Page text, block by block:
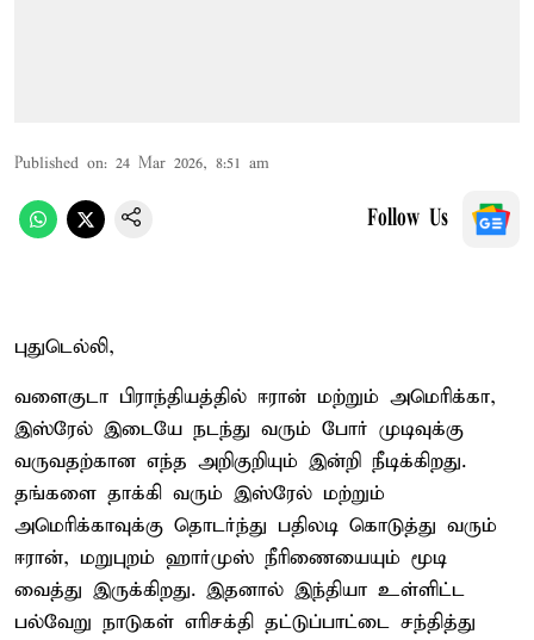
Published on: 24 Mar 2026, 8:51 am
Follow Us
புதுடெல்லி,
வளைகுடா பிராந்தியத்தில் ஈரான் மற்றும் அமெரிக்கா,
இஸ்ரேல் இடையே நடந்து வரும் போர் முடிவுக்கு
வருவதற்கான எந்த அறிகுறியும் இன்றி நீடிக்கிறது.
தங்களை தாக்கி வரும் இஸ்ரேல் மற்றும்
அமெரிக்காவுக்கு தொடர்ந்து பதிலடி கொடுத்து வரும்
ஈரான், மறுபுறம் ஹார்முஸ் நீரிணையையும் மூடி
வைத்து இருக்கிறது. இதனால் இந்தியா உள்ளிட்ட
பல்வேறு நாடுகள் எரிசக்தி தட்டுப்பாட்டை சந்தித்து